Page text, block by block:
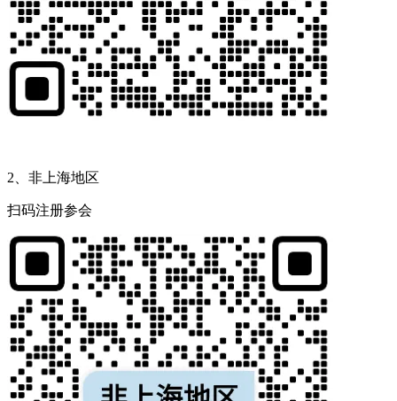
2、非上海地区
扫码注册参会